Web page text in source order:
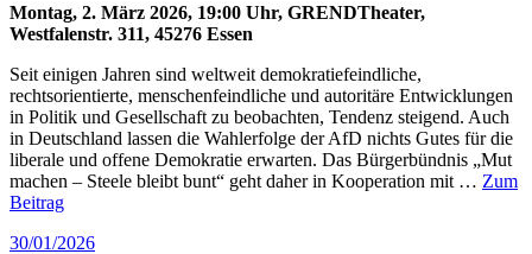
Montag, 2. März 2026, 19:00 Uhr, GRENDTheater,
Westfalenstr. 311, 45276 Essen
Seit einigen Jahren sind weltweit demokratiefeindliche,
rechtsorientierte, menschenfeindliche und autoritäre Entwicklungen
in Politik und Gesellschaft zu beobachten, Tendenz steigend. Auch
in Deutschland lassen die Wahlerfolge der AfD nichts Gutes für die
liberale und offene Demokratie erwarten. Das Bürgerbündnis „Mut
machen – Steele bleibt bunt“ geht daher in Kooperation mit … Zum
Beitrag
Veröffentlicht
30/01/2026